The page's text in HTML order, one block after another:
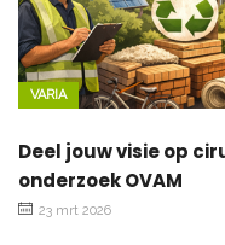
VARIA
Deel jouw visie op
onderzoek OVAM
23 mrt 2026